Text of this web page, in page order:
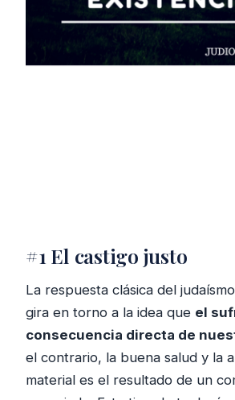
#1 El castigo justo
La respuesta clásica del
gira en torno a la idea que el
consecuencia directa de
el contrario, la buena salud y la
material es el resultado de un